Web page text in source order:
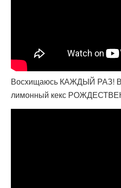
Восхищаюсь КАЖДЫЙ РАЗ!
лимонный кекс